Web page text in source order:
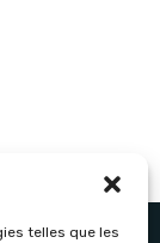
telles que les